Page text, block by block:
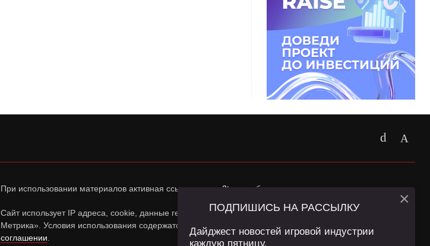
При использовании материалов активная ссылка наapp2top.ruобязательна.
Сайт использует IP адреса, cookie, данные геолокации Пользователей сайта и сервис «Яндекс
Метрика». Условия использования содержатся в
Политике конфиденциальностии
соглашении
ПОДПИШИСЬ НА РАССЫЛКУ
Дайджест новостей игровой индустрии
каждую пятницу.
×